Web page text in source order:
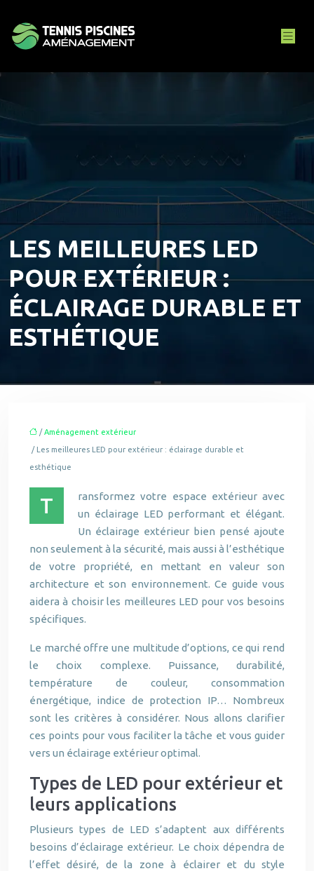
LES MEILLEURES LED
POUR EXTÉRIEUR :
ÉCLAIRAGE DURABLE ET
ESTHÉTIQUE
/Aménagement extérieur
/ Les meilleures LED pour extérieur : éclairage durable et
esthétique
T
ransformez votre espace extérieur avec
un éclairage LED performant et élégant.
Un éclairage extérieur bien pensé ajoute
non seulement à la sécurité, mais aussi à l’esthétique
de votre propriété, en mettant en valeur son
architecture et son environnement. Ce guide vous
aidera à choisir les meilleures LED pour vos besoins
spécifiques.
Le marché offre une multitude d’options, ce qui rend
le choix complexe. Puissance, durabilité,
température de couleur, consommation
énergétique, indice de protection IP… Nombreux
sont les critères à considérer. Nous allons clarifier
ces points pour vous faciliter la tâche et vous guider
vers un éclairage extérieur optimal.
Types de LED pour extérieur et
leurs applications
Plusieurs types de LED s’adaptent aux différents
besoins d’éclairage extérieur. Le choix dépendra de
l’effet désiré, de la zone à éclairer et du style